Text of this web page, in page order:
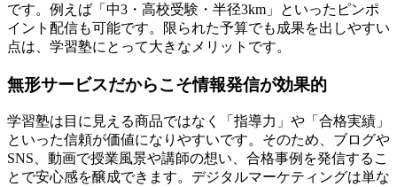
です。例えば「中3・高校受験・半径3km」といったピンポ
イント配信も可能です。限られた予算でも成果を出しやすい
点は、学習塾にとって大きなメリットです。
無形サービスだからこそ情報発信が効果的
学習塾は目に見える商品ではなく
「指導力」や「合格実績」
といった信頼が価値になりやすいです。そのため、ブログや
SNS、動画で授業風景や講師の想い、合格事例を発信するこ
とで安心感を醸成できます。デジタルマーケティングは単な